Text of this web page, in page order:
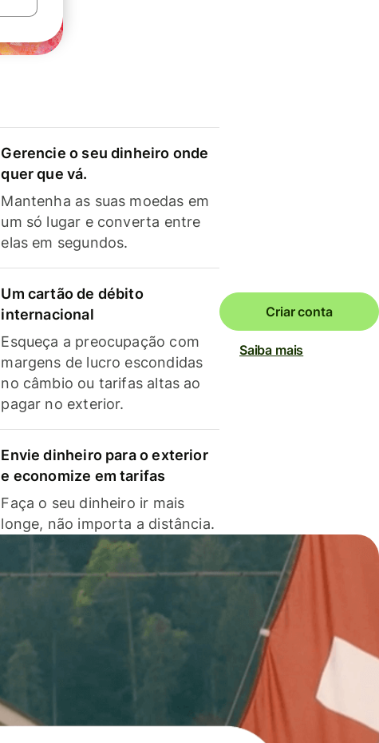
Gerencie o seu dinheiro onde
quer que vá.
Mantenha as suas moedas em
um só lugar e converta entre
elas em segundos.
Um cartão de débito
internacional
Esqueça a preocupação com
margens de lucro escondidas
no câmbio ou tarifas altas ao
pagar no exterior.
Envie dinheiro para o exterior
e economize em tarifas
Faça o seu dinheiro ir mais
longe, não importa a distância.
Criar conta
Saiba mais